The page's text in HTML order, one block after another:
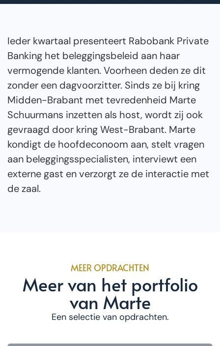
Ieder kwartaal presenteert Rabobank Private
Banking het beleggingsbeleid aan haar
vermogende klanten. Voorheen deden ze dit
zonder een dagvoorzitter. Sinds ze bij kring
Midden-Brabant met tevredenheid Marte
Schuurmans inzetten als host, wordt zij ook
gevraagd door kring West-Brabant. Marte
kondigt de hoofdeconoom aan, stelt vragen
aan beleggingsspecialisten, interviewt een
externe gast en verzorgt ze de interactie met
de zaal.
MEER OPDRACHTEN
Meer van het portfolio
van Marte
Een selectie van opdrachten.